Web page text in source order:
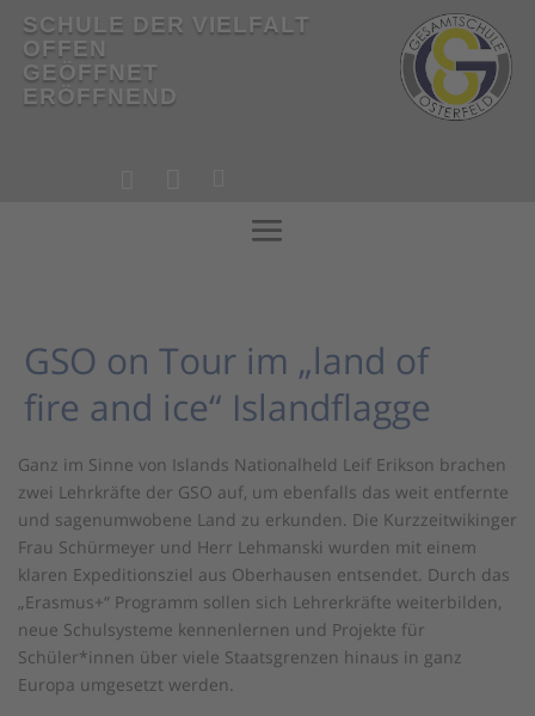
SCHULE DER VIELFALT
OFFEN
GEÖFFNET
ERÖFFNEND
GSO on Tour im „land of
fire and ice“ Islandflagge
Ganz im Sinne von Islands Nationalheld Leif Erikson brachen
zwei Lehrkräfte der GSO auf, um ebenfalls das weit entfernte
und sagenumwobene Land zu erkunden. Die Kurzzeitwikinger
Frau Schürmeyer und Herr Lehmanski wurden mit einem
klaren Expeditionsziel aus Oberhausen entsendet. Durch das
„Erasmus+“ Programm sollen sich Lehrerkräfte weiterbilden,
neue Schulsysteme kennenlernen und Projekte für
Schüler*innen über viele Staatsgrenzen hinaus in ganz
Europa umgesetzt werden.